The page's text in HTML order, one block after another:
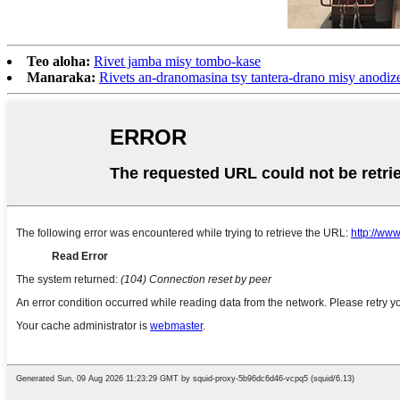
Teo aloha: Rivet jamba misy tombo-kase
Manaraka: Rivets an-dranomasina tsy tantera-drano misy